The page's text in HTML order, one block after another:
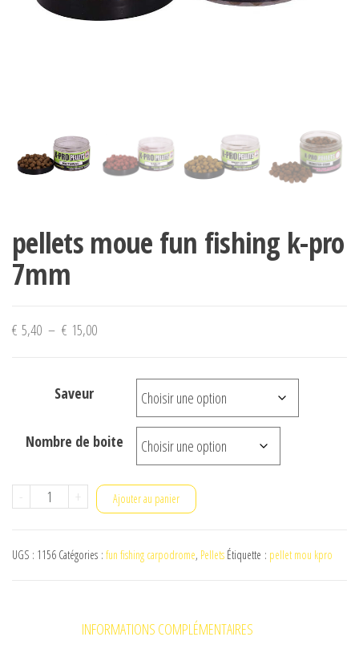
pellets moue fun fishing k-pro
7mm
€ 5,40 – € 15,00Plage
€ 15,00
Saveur
Nombre de boite
-
quantité
moue
+ Ajouter au panier
UGS : 1156 Catégories : fun fishing carpodrome, Pellets Étiquette : pellet mou kpro
INFORMATIONS COMPLÉMENTAIRES